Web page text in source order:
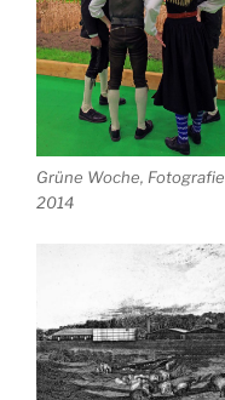
Grüne Woche, Fotografie
2014